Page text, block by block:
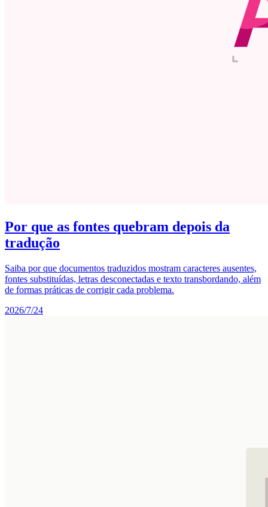
Por que as fontes quebram depois da
tradução
Saiba por que documentos traduzidos mostram caracteres ausentes,
fontes substituídas, letras desconectadas e texto transbordando, além
de formas práticas de corrigir cada problema.
2026/7/24